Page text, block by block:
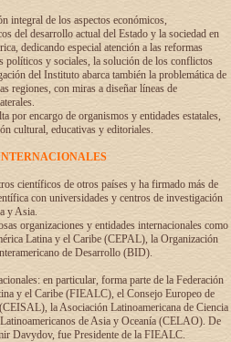
integral de los aspectos económicos,
del desarrollo actual del Estado y la sociedad en
dedicando especial atención a las reformas
políticos y sociales, la solución de los conflictos
del Instituto abarca también la problemática de
regiones, con miras a diseñar líneas de
por encargo de organismos y entidades estatales,
cultural, educativas y editoriales.
científicos de otros países y ha firmado más de
con universidades y centros de investigación
y Asia.
organizaciones y entidades internacionales como
Latina y el Caribe (CEPAL), la Organización
de Desarrollo (BID).
en particular, forma parte de la Federación
y el Caribe (FIEALC), el Consejo Europeo de
la Asociación Latinoamericana de Ciencia
de Asia y Oceanía (CELAO). De
Davydov, fue Presidente de la FIEALC.